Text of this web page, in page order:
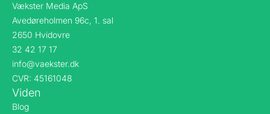
Vækster Media ApS
Avedøreholmen 96c, 1. sal
2650 Hvidovre
32 42 17 17
info@vaekster.dk
CVR: 45161048
Viden
Blog